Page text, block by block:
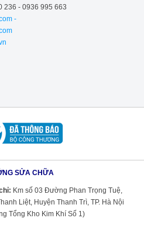
236 - 0936 995 663
-
SỬA CHỮA
Km số 03 Đường Phan Trọng Tuệ,
Liệt, Huyện Thanh Trì, TP. Hà Nội
Tổng Kho Kim Khí Số 1)